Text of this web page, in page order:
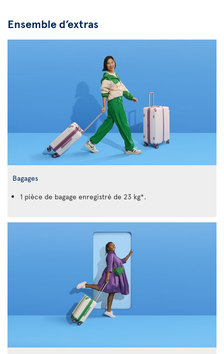
Ensemble d’extras
Bagages
1 pièce de bagage enregistré de 23 kg*.